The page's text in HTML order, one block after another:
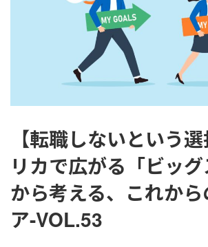
【転職しないという
リカで広がる「ビッグ
から考える、これから
ア-VOL.53